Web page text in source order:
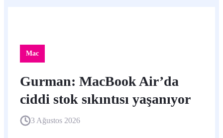
Mac
Gurman: MacBook Air’da
ciddi stok sıkıntısı yaşanıyor
3 Ağustos 2026